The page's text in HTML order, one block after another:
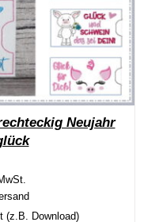
Neujahr
(z.B. Download)